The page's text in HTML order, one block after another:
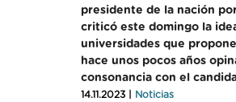
presidente de la nación
criticó este domingo la
universidades que
hace unos pocos años
consonancia con el
14.11.2023 | Noticias